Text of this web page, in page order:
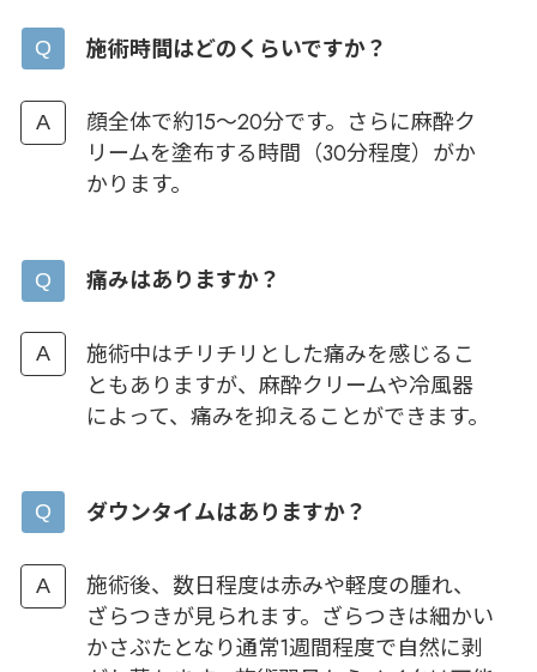
施術時間はどのくらいですか？
顔全体で約15～20分です。さらに麻酔ク
リームを塗布する時間（30分程度）がか
かります。
痛みはありますか？
施術中はチリチリとした痛みを感じるこ
ともありますが、麻酔クリームや冷風器
によって、痛みを抑えることができます。
ダウンタイムはありますか？
施術後、数日程度は赤みや軽度の腫れ、
ざらつきが見られます。ざらつきは細かい
かさぶたとなり通常1週間程度で自然に剥